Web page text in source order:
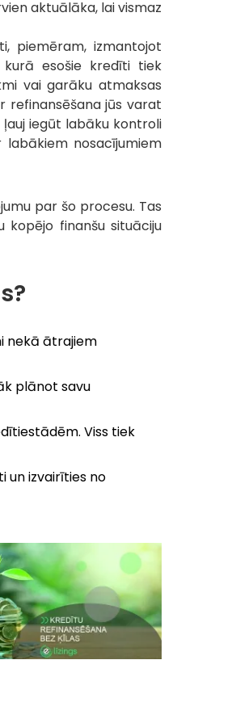
aktuālāka, lai vismaz
piemēram, izmantojot
kurā esošie kredīti tiek
vai garāku atmaksas
refinansēšana jūs varat
ļauj iegūt labāku kontroli
nosacījumiem
par šo procesu. Tas
finanšu situāciju
nekā ātrajiem
plānot savu
Viss tiek
un izvairīties no